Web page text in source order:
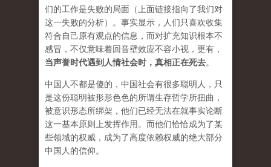
们的工作是失败的局面（ 上面链接指向了我们对
这一失败的分析）。事实显示，人们只喜欢收集
符合自己原有观点的信息，而对扩充知识根本不
感冒，不仅意味着回音壁效应不容小视，更有，
当声誉时代遇到人情社会时，真相正在死去。
中国人不都是傻的，中国社会有很多聪明人，只
是这份聪明被形形色色的所谓生存哲学所扭曲，
被意识形态所绑架，他们已经无法在就事实论断
这一基本原则上发挥作用。而他们恰恰成为了某
些领域的权威，成为了高度依赖权威的绝大部分
中国人的信仰。